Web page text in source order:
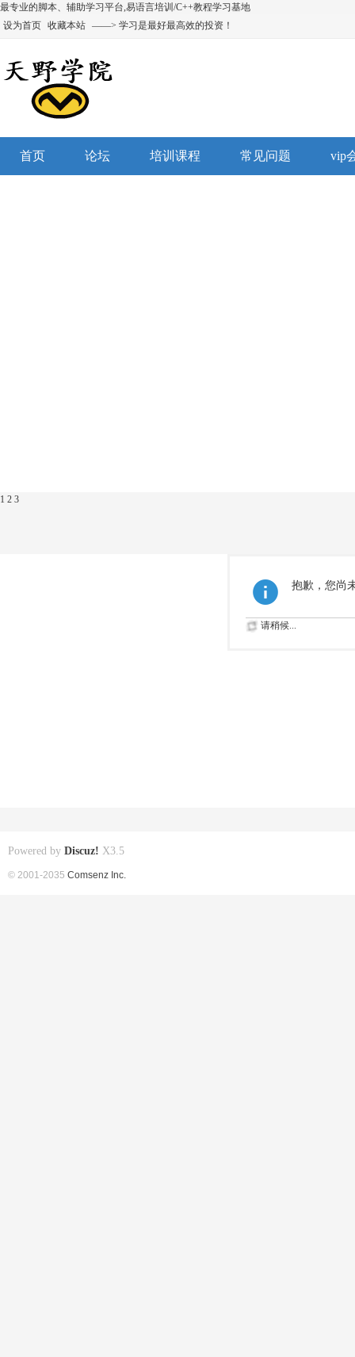
最专业的脚本、辅助学习平台,易语言培训/C++教程学习基地
设为首页 收藏本站 ——> 学习是最好最高效的投资！
首页 论坛 培训课程 常见问题 vip
1 2 3
抱歉，您尚
请稍候...
Powered by Discuz! X3.5
© 2001-2035 Comsenz Inc.